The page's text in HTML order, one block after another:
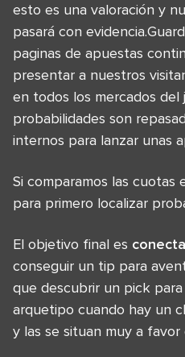
esto es una valoración y
pasará con
paginas de apuestas
presentar a nuestros
en todos los mercados del
probabilidades son
internos para lanzar unas
Si comparamos las cuotas
para primero localizar
El objetivo final es
conseguir un tip para
que descubrir un pick
arquetipo cuando hay un
y las se situan muy a